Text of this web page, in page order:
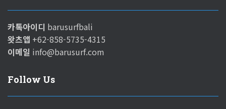
카톡아이디 barusurfbali
왓츠앱 +62-858-5735-4315
이메일 info@barusurf.com
Follow Us